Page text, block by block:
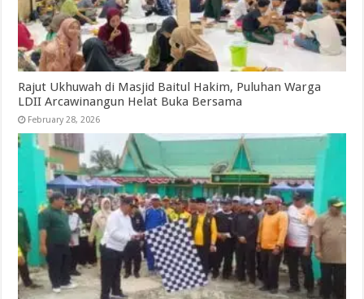
Rajut Ukhuwah di Masjid Baitul Hakim, Puluhan Warga
LDII Arcawinangun Helat Buka Bersama
February 28, 2026